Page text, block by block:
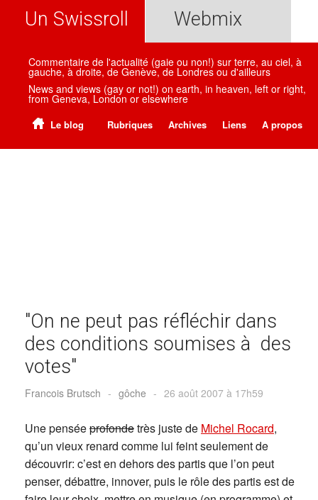
Un Swissroll Webmix
Commentaire de l'actualité (gaie ou non!) sur terre, au ciel, à
gauche, à droite, de Genève, de Londres ou d'ailleurs
News and views (gay or not!) on earth, in heaven, left or right,
from Geneva, London or elsewhere
Le blog Rubriques Archives Liens A propos
"On ne peut pas réfléchir dans
des conditions soumises à des
votes"
Francois Brutsch - gôche - 26 août 2007 à 17h59
Une penséeprofondetrès juste de Michel Rocard,
qu’un vieux renard comme lui feint seulement de
découvrir: c’est en dehors des partis que l’on peut
penser, débattre, innover, puis le rôle des partis est de